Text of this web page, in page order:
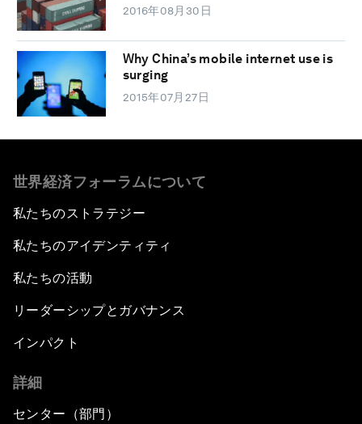
2016年08月30日
Why China’s mobile internet use is
surging
2015年07月27日
世界経済フォーラムについて
私たちのストラテジー
私たちのアイデンティティ
私たちの活動
リーダーシップとガバナンス
インパクト
詳細
センター（部門）